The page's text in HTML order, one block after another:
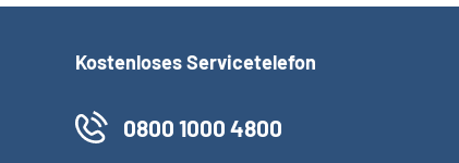
Kostenloses Servicetelefon
0800 1000 4800